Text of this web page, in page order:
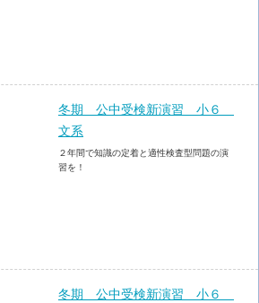
冬期 公中受検新演習 小６
文系
２年間で知識の定着と適性検査型問題の演
習を！
冬期 公中受検新演習 小６